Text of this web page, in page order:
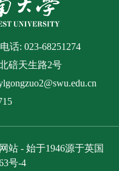
话: 023-68251274
碚天生路2号
站 - 始于1946源于英国
号-4